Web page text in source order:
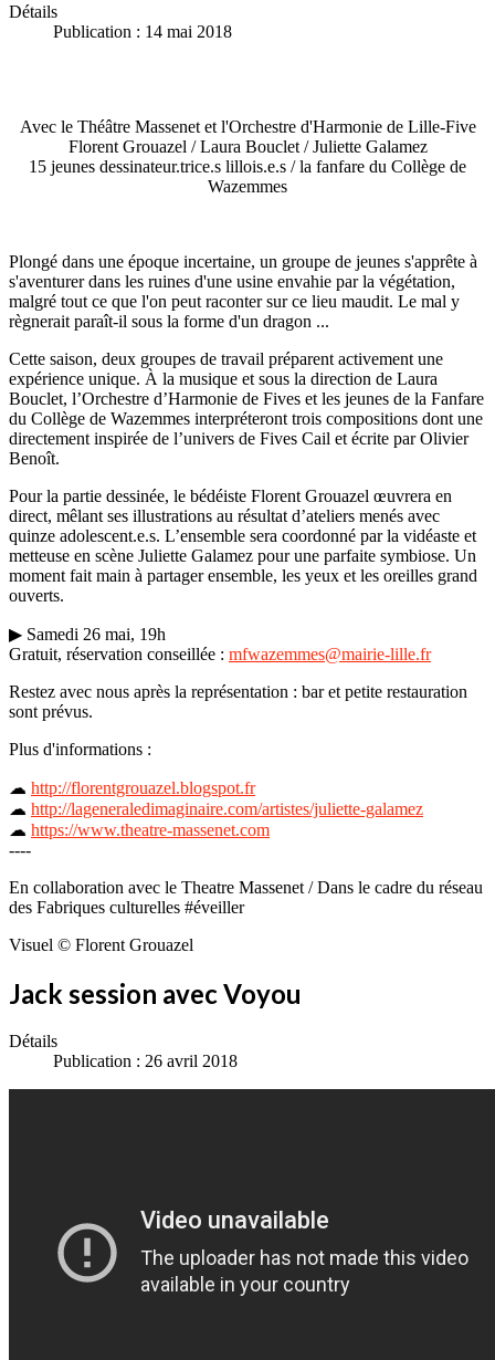
Détails
Publication : 14 mai 2018
Avec le Théâtre Massenet et l'Orchestre d'Harmonie de Lille-Five
Florent Grouazel / Laura Bouclet / Juliette Galamez
15 jeunes dessinateur.trice.s lillois.e.s / la fanfare du Collège de
Wazemmes
Plongé dans une époque incertaine, un groupe de jeunes s'apprête à
s'aventurer dans les ruines d'une usine envahie par la végétation,
malgré tout ce que l'on peut raconter sur ce lieu maudit. Le mal y
règnerait paraît-il sous la forme d'un dragon ...
Cette saison, deux groupes de travail préparent activement une
expérience unique. À la musique et sous la direction de Laura
Bouclet, l’Orchestre d’Harmonie de Fives et les jeunes de la Fanfare
du Collège de Wazemmes interpréteront trois compositions dont une
directement inspirée de l’univers de Fives Cail et écrite par Olivier
Benoît.
Pour la partie dessinée, le bédéiste Florent Grouazel œuvrera en
direct, mêlant ses illustrations au résultat d’ateliers menés avec
quinze adolescent.e.s. L’ensemble sera coordonné par la vidéaste et
metteuse en scène Juliette Galamez pour une parfaite symbiose. Un
moment fait main à partager ensemble, les yeux et les oreilles grand
ouverts.
▶ Samedi 26 mai, 19h
Gratuit, réservation conseillée : mfwazemmes@mairie-lille.fr
Restez avec nous après la représentation : bar et petite restauration
sont prévus.
Plus d'informations :
☁ http://florentgrouazel.blogspot.fr
☁ http://lageneraledimaginaire.com/artistes/juliette-galamez
☁ https://www.theatre-massenet.com
----
En collaboration avec le Theatre Massenet / Dans le cadre du réseau
des Fabriques culturelles #éveiller
Visuel © Florent Grouazel
Jack session avec Voyou
Détails
Publication : 26 avril 2018